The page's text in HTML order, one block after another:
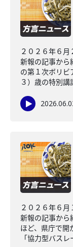
２０２６年６
新報の記事から
の第１次ボリビ
３）歳の特別講
２０２６年６
新報の記事から
ほど、県庁で開
「協力型バス